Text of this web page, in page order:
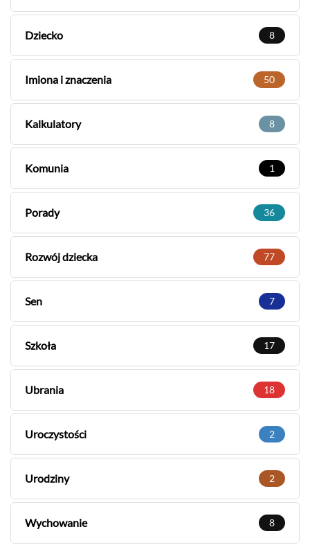
Dziecko 8
Imiona i znaczenia 50
Kalkulatory 8
Komunia 1
Porady 36
Rozwój dziecka 77
Sen 7
Szkoła 17
Ubrania 18
Uroczystości 2
Urodziny 2
Wychowanie 8